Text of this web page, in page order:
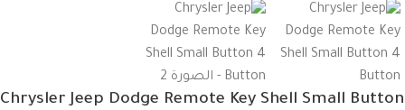
Chrysler Jeep Dodge Remote Key Shell Small Button